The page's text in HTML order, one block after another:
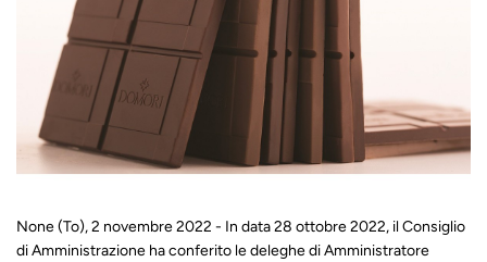
None (To), 2 novembre 2022 - In data 28 ottobre 2022, il Consiglio
di Amministrazione ha conferito le deleghe di Amministratore